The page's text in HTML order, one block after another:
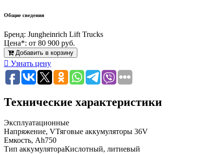
Общие сведения
Бренд: Jungheinrich Lift Trucks
Цена*: от 80 900 руб.
Добавить в корзину
Узнать цену
Технические характеристики
Эксплуатационные
Напряжение, VТяговые аккумуляторы 36V
Емкость, Ah750
Тип аккумулятораКислотный, литиевый